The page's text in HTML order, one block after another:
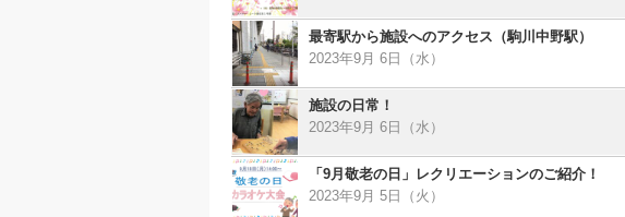
最寄駅から施設へのアクセス（駒川中野駅）
2023年9月 6日（水）
施設の日常！
2023年9月 6日（水）
「9月敬老の日」レクリエーションのご紹介！
2023年9月 5日（火）